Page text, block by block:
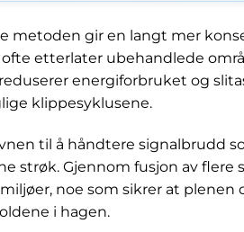
metoden gir en langt mer
etterlater ubehandlede
energiforbruket og
klippesyklusene.
til å håndtere signalbrudd
strøk. Gjennom fusjon av flere
noe som sikrer at plenen
i hagen.